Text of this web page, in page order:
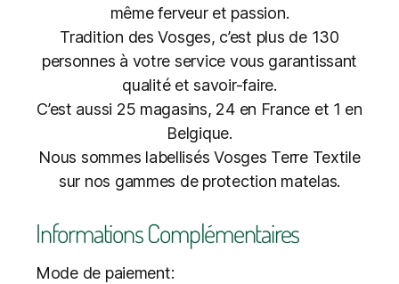
même ferveur et passion.
Tradition des Vosges, c’est plus de 130
personnes à votre service vous garantissant
qualité et savoir-faire.
C’est aussi 25 magasins, 24 en France et 1 en
Belgique.
Nous sommes labellisés Vosges Terre Textile
sur nos gammes de protection matelas.
Informations Complémentaires
Mode de paiement: